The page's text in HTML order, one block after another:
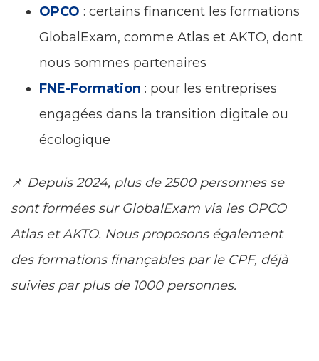
OPCO : certains financent les formations
GlobalExam, comme Atlas et AKTO, dont
nous sommes partenaires
FNE-Formation : pour les entreprises
engagées dans la transition digitale ou
écologique
📌 Depuis 2024, plus de 2500 personnes se
sont formées sur GlobalExam via les OPCO
Atlas et AKTO. Nous proposons également
des formations finançables par le CPF, déjà
suivies par plus de 1000 personnes.